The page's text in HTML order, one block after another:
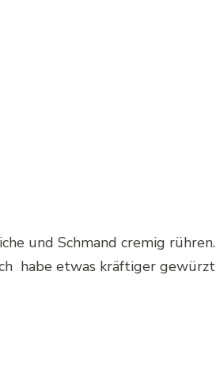
und Schmand cremig rühren.
habe etwas kräftiger gewürzt